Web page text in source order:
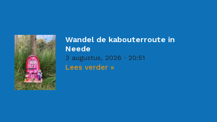
Wandel de kabouterroute in
Neede
3 augustus, 2026 20:51
Lees verder »